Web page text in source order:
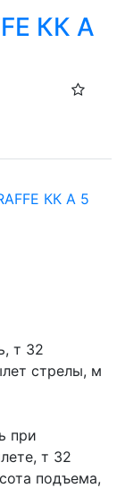
КК А
КК А 5
т 32
стрелы, м
при
т 32
подъема,